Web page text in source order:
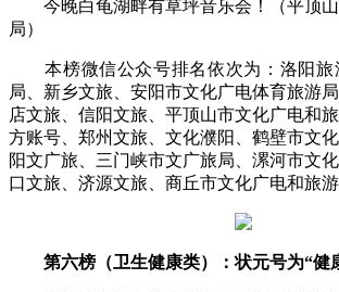
今晚白龟湖畔有草坪音乐会！（平顶山
局）
本榜微信公众号排名依次为：洛阳旅
局、新乡文旅、安阳市文化广电体育旅游
店文旅、信阳文旅、平顶山市文化广电和
方账号、郑州文旅、文化濮阳、鹤壁市文
阳文广旅、三门峡市文广旅局、漯河市文
口文旅、济源文旅、商丘市文化广电和旅游
第六榜（卫生健康类）：状元号为“健